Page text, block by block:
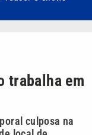
trabalha em
culposa na